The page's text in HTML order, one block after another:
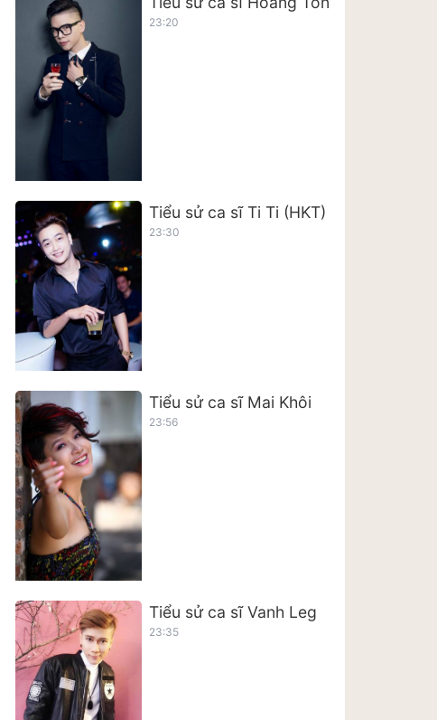
23:20
Tiểu sử ca sĩ Ti Ti (HKT)
23:30
Tiểu sử ca sĩ Mai Khôi
23:56
Tiểu sử ca sĩ Vanh Leg
23:35